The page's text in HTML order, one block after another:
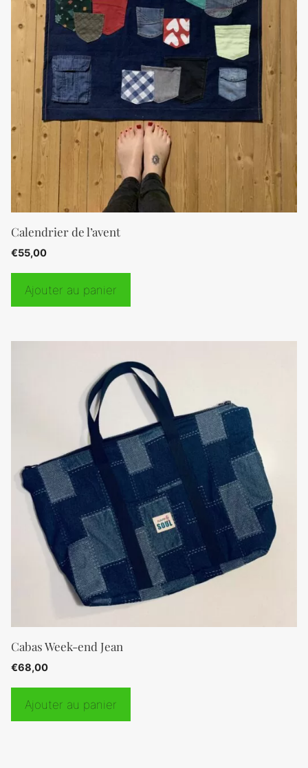
Calendrier de l’avent
€55,00
Ajouter au panier
Cabas Week-end Jean
€68,00
Ajouter au panier